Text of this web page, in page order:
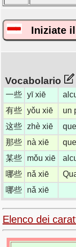
Iniziate il
Vocabolario
一些 yī xiē
有些 yǒu xiē
un
这些 zhè xiē
那些
nà xiē
某些
mǒu xiē
哪些
nǎ xiē
哪些
nǎ xiē
Elenco dei